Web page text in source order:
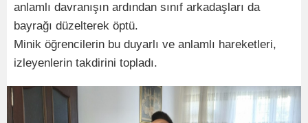
anlamlı davranışın ardından sınıf arkadaşları da
bayrağı düzelterek öptü.
Minik öğrencilerin bu duyarlı ve anlamlı hareketleri,
izleyenlerin takdirini topladı.